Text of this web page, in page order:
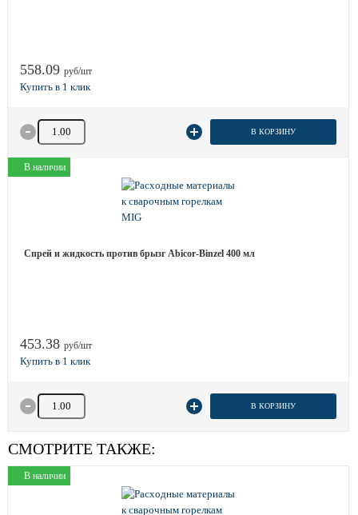
558.09 руб/шт
Количество товара В КОРЗИНУ
В наличии
Спрей и жидкость против брызг Abicor-Binzel 400 мл
453.38 руб/шт
Количество товара В КОРЗИНУ
СМОТРИТЕ ТАКЖЕ:
В наличии